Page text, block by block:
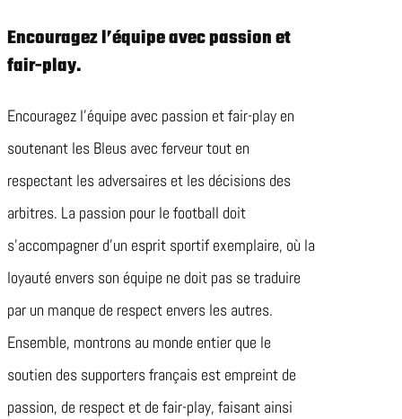
Encouragez l’équipe avec passion et
fair-play.
Encouragez l’équipe avec passion et fair-play en
soutenant les Bleus avec ferveur tout en
respectant les adversaires et les décisions des
arbitres. La passion pour le football doit
s’accompagner d’un esprit sportif exemplaire, où la
loyauté envers son équipe ne doit pas se traduire
par un manque de respect envers les autres.
Ensemble, montrons au monde entier que le
soutien des supporters français est empreint de
passion, de respect et de fair-play, faisant ainsi